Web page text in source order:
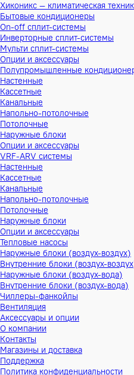
Хиконикс — климатическая
Бытовые кондиционеры
On-off сплит-системы
Инверторные сплит-системы
Мульти сплит-системы
Опции и аксессуары
Полупромышленные
Настенные
Кассетные
Канальные
Напольно-потолочные
Потолочные
Наружные блоки
Опции и аксессуары
VRF-ARV системы
Настенные
Кассетные
Канальные
Напольно-потолочные
Потолочные
Наружные блоки
Опции и аксессуары
Тепловые насосы
Наружные блоки (воздух-
Внутренние блоки (воздух-
Наружные блоки (воздух-вода)
Внутренние блоки (воздух-
Чиллеры-фанкойлы
Вентиляция
Аксессуары и опции
О компании